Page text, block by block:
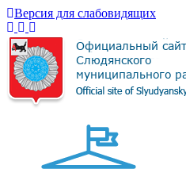
Версия для слабовидящих